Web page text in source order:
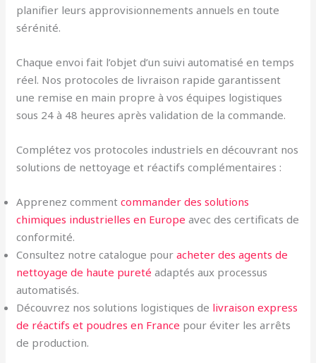
planifier leurs approvisionnements annuels en toute
sérénité.
Chaque envoi fait l’objet d’un suivi automatisé en temps
réel. Nos protocoles de livraison rapide garantissent
une remise en main propre à vos équipes logistiques
sous 24 à 48 heures après validation de la commande.
Complétez vos protocoles industriels en découvrant nos
solutions de nettoyage et réactifs complémentaires :
Apprenez commentcommander des solutions
chimiques industrielles en Europe avec des certificats de
conformité.
Consultez notre catalogue pouracheter des agents de
nettoyage de haute pureté adaptés aux processus
automatisés.
Découvrez nos solutions logistiques de livraison express
de réactifs et poudres en France pour éviter les arrêts
de production.